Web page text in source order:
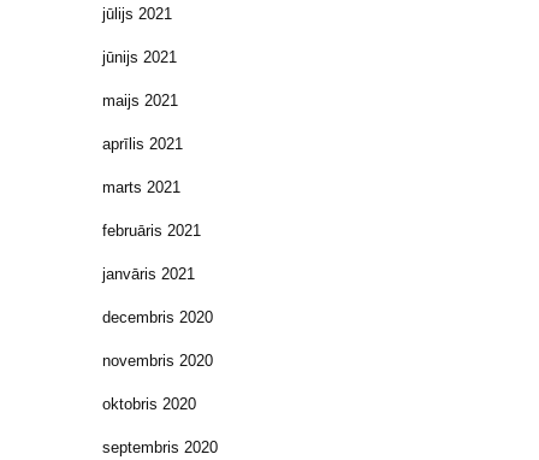
jūlijs 2021
jūnijs 2021
maijs 2021
aprīlis 2021
marts 2021
februāris 2021
janvāris 2021
decembris 2020
novembris 2020
oktobris 2020
septembris 2020